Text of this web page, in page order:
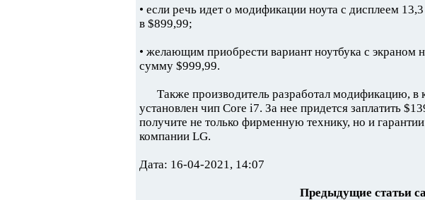
• если речь идет о модификации ноута с дисплеем
в $899,99;
• желающим приобрести вариант ноутбука с экраном
сумму $999,99.
Также производитель разработал модификацию, в
установлен чип Core i7. За нее придется заплатить
получите не только фирменную технику, но и
компании LG.
Дата: 16-04-2021, 14:07
Предыдущие статьи